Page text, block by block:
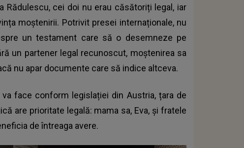
Rădulescu, cei doi nu erau căsătoriți legal, iar
moștenirii. Potrivit presei internaționale, nu
un testament care să o desemneze pe
un partener legal recunoscut, moștenirea sa
nu apar documente care să indice altceva.
face conform legislației din Austria, țara de
are prioritate legală: mama sa, Eva, și fratele
de întreaga avere.